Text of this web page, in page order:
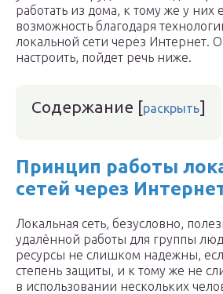
работать из дома, к тому же у них
возможность благодаря
локальной сети через Интернет.
настроить, пойдет речь ниже.
Содержание [раскрыть]
Принцип работы
сетей через
Локальная сеть, безусловно,
удалённой работы для группы
ресурсы не слишком надежны,
степень защиты, и к тому же не
в использовании нескольких